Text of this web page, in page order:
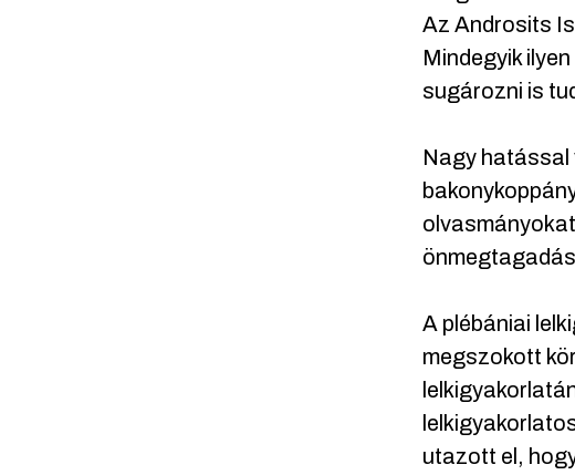
Az Androsits
Mindegyik
sugározni is
Nagy
A plébániai
megszokott
utazott el,